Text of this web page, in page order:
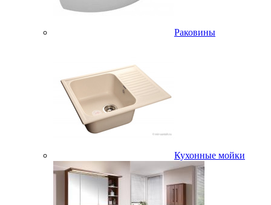
Раковины
Кухонные мойки